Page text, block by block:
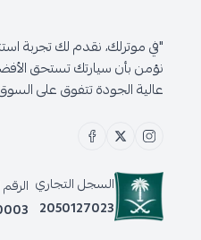
"في موترلك، نقدم لك تجربة
نؤمن بأن سيارتك تستحق
عالية الجودة تتفوق على
السجل التجاري
2050127023